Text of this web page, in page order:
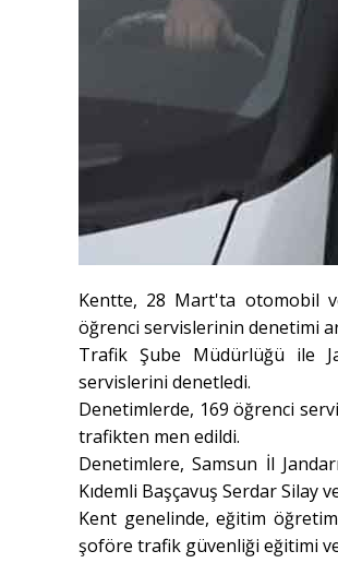
Kentte, 28 Mart'ta otomobil
öğrenci servislerinin denetimi
Trafik Şube Müdürlüğü ile
servislerini denetledi.
Denetimlerde, 169 öğrenci
trafikten men edildi.
Denetimlere, Samsun İl
Kıdemli Başçavuş Serdar Silay
Kent genelinde, eğitim
şoföre trafik güvenliği eğitimi